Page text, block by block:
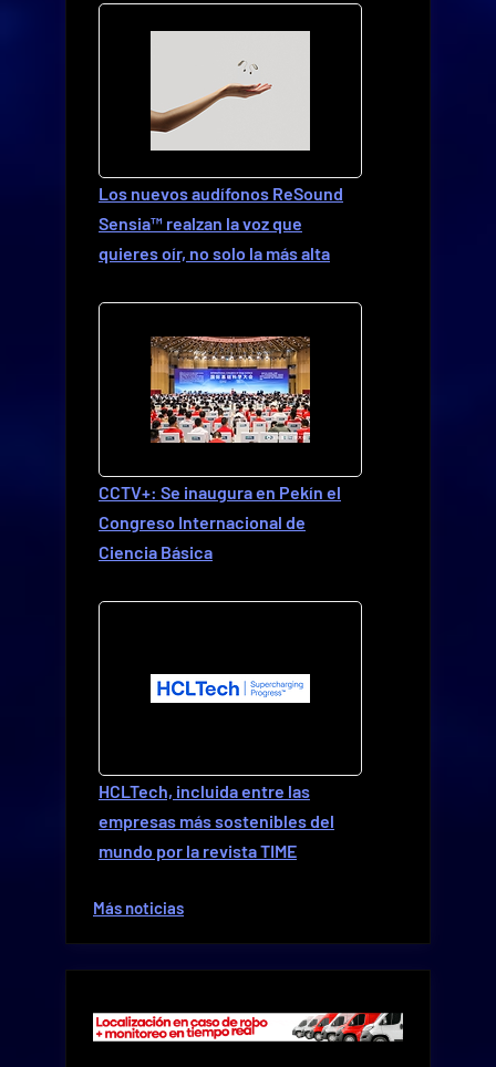
Los nuevos audífonos ReSound
Sensia™ realzan la voz que
quieres oír, no solo la más alta
CCTV+: Se inaugura en Pekín el
Congreso Internacional de
Ciencia Básica
HCLTech, incluida entre las
empresas más sostenibles del
mundo por la revista TIME
Más noticias